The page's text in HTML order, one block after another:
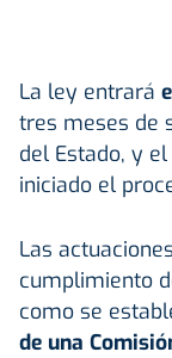
La ley entrará
tres meses de
del Estado, y
iniciado el
Las
cumplimiento
como se
de una